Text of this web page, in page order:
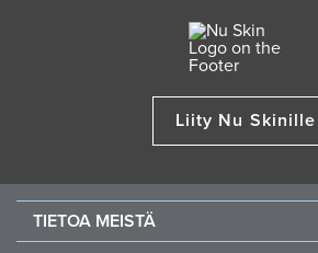
Liity Nu Skinille
TIETOA MEISTÄ